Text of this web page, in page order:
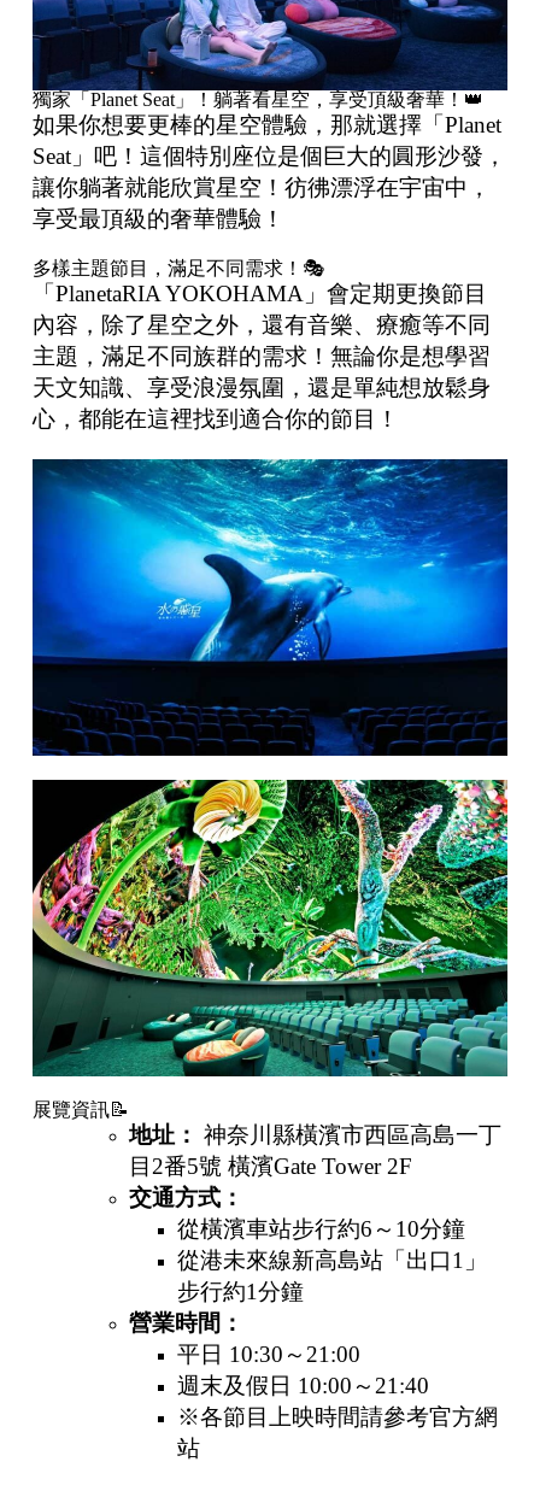
獨家「Planet Seat」！躺著看星空，享受頂級奢華！👑
如果你想要更棒的星空體驗，那就選擇「Planet
Seat」吧！這個特別座位是個巨大的圓形沙發，
讓你躺著就能欣賞星空！彷彿漂浮在宇宙中，
享受最頂級的奢華體驗！
多樣主題節目，滿足不同需求！🎭
「PlanetaRIA YOKOHAMA」會定期更換節目
內容，除了星空之外，還有音樂、療癒等不同
主題，滿足不同族群的需求！無論你是想學習
天文知識、享受浪漫氛圍，還是單純想放鬆身
心，都能在這裡找到適合你的節目！
展覽資訊📝
地址： 神奈川縣橫濱市西區高島一丁
目2番5號 橫濱Gate Tower 2F
交通方式：
從橫濱車站步行約6～10分鐘
從港未來線新高島站「出口1」
步行約1分鐘
營業時間：
平日 10:30～21:00
週末及假日 10:00～21:40
※各節目上映時間請參考官方網
站